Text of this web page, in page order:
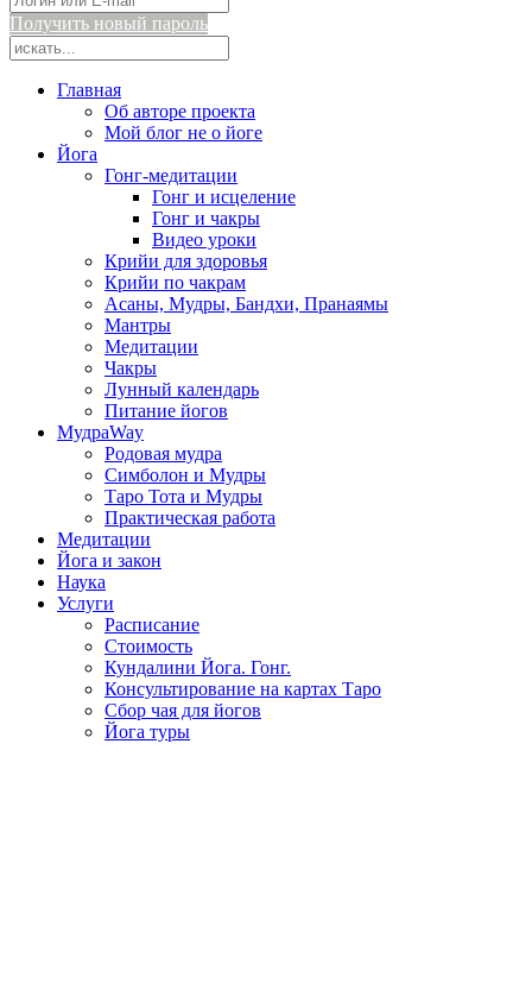
Получить новый пароль
Главная
Об авторе проекта
Мой блог не о йоге
Йога
Гонг-медитации
Гонг и исцеление
Гонг и чакры
Видео уроки
Крийи для здоровья
Крийи по чакрам
Асаны, Мудры, Бандхи, Пранаямы
Мантры
Медитации
Чакры
Лунный календарь
Питание йогов
МудраWay
Родовая мудра
Симболон и Мудры
Таро Тота и Мудры
Практическая работа
Медитации
Йога и закон
Наука
Услуги
Расписание
Стоимость
Кундалини Йога. Гонг.
Консультирование на картах Таро
Сбор чая для йогов
Йога туры